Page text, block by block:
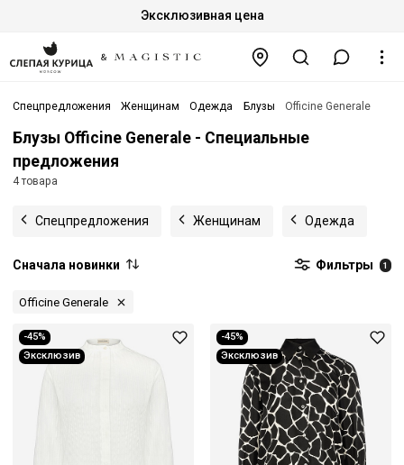
Эксклюзивная цена
Спецпредложения Женщинам Одежда Блузы Officine Generale
Блузы Officine Generale - Специальные
предложения
4 товара
Спецпредложения Женщинам Одежда
Сначала новинки Фильтры 1
Officine Generale
-45%
Эксклюзив
-45%
Эксклюзив